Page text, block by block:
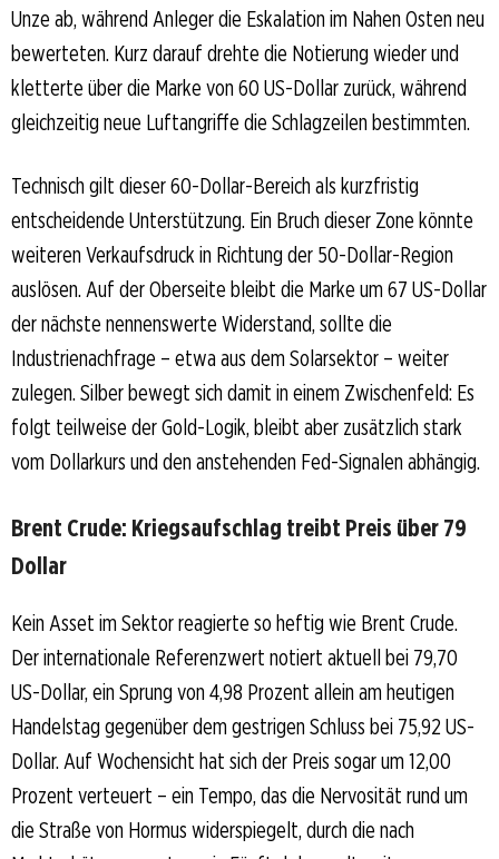
Unze ab, während Anleger die Eskalation im Nahen Osten neu
bewerteten. Kurz darauf drehte die Notierung wieder und
kletterte über die Marke von 60 US-Dollar zurück, während
gleichzeitig neue Luftangriffe die Schlagzeilen bestimmten.
Technisch gilt dieser 60-Dollar-Bereich als kurzfristig
entscheidende Unterstützung. Ein Bruch dieser Zone könnte
weiteren Verkaufsdruck in Richtung der 50-Dollar-Region
auslösen. Auf der Oberseite bleibt die Marke um 67 US-Dollar
der nächste nennenswerte Widerstand, sollte die
Industrienachfrage – etwa aus dem Solarsektor – weiter
zulegen. Silber bewegt sich damit in einem Zwischenfeld: Es
folgt teilweise der Gold-Logik, bleibt aber zusätzlich stark
vom Dollarkurs und den anstehenden Fed-Signalen abhängig.
Brent Crude: Kriegsaufschlag treibt Preis über 79
Dollar
Kein Asset im Sektor reagierte so heftig wie Brent Crude.
Der internationale Referenzwert notiert aktuell bei 79,70
US-Dollar, ein Sprung von 4,98 Prozent allein am heutigen
Handelstag gegenüber dem gestrigen Schluss bei 75,92 US-
Dollar. Auf Wochensicht hat sich der Preis sogar um 12,00
Prozent verteuert – ein Tempo, das die Nervosität rund um
die Straße von Hormus widerspiegelt, durch die nach